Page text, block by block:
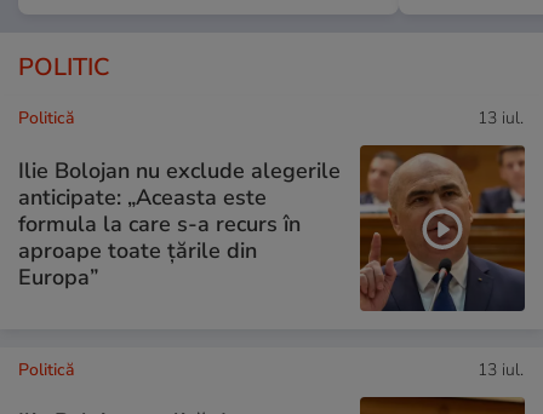
POLITIC
Politică 13 iul.
Ilie Bolojan nu exclude alegerile
anticipate: „Aceasta este
formula la care s-a recurs în
aproape toate ţările din
Europa”
Politică 13 iul.